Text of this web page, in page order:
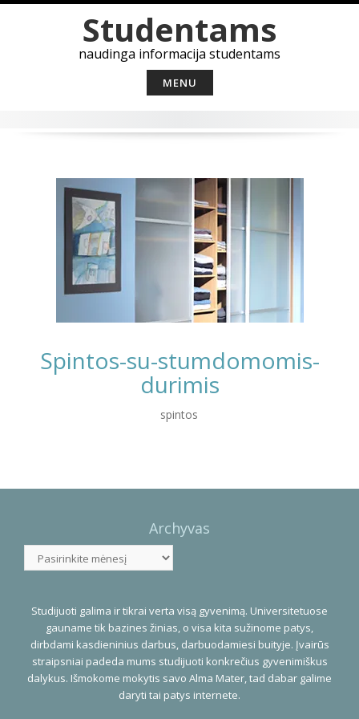
to
content
Studentams
naudinga informacija studentams
MENU
Spintos-su-stumdomomis-
durimis
spintos
Navigation
Archyvas
Studijuoti galima ir tikrai verta visą gyvenimą. Universitetuose
gauname tik bazines žinias, o visa kita sužinome patys,
dirbdami kasdieninius darbus, darbuodamiesi buityje. Įvairūs
straipsniai padeda mums studijuoti konkrečius gyvenimiškus
dalykus. Išmokome mokytis savo Alma Mater, tad dabar galime
daryti tai patys internete.